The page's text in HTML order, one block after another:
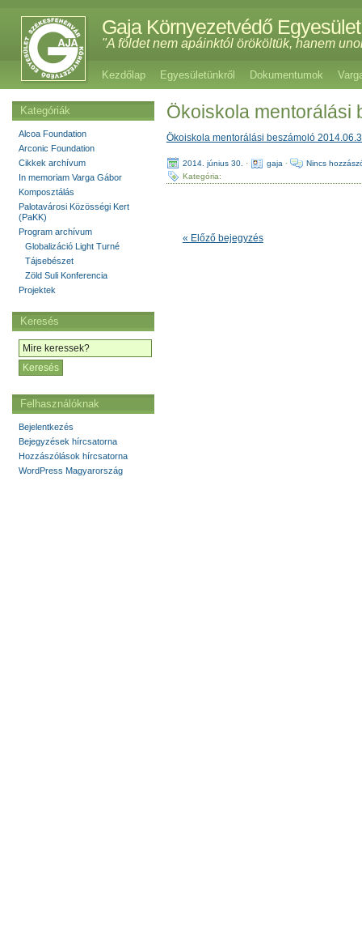
Gaja Környezetvédő Egyesület
"A földet nem apáinktól örököltük, hanem
Kezdőlap Egyesületünkről Dokumentumok
Ökoiskola mentorálási
Ökoiskola mentorálási beszámoló
2014. június 30. · gaja ·
Nincs
Kategória:
« Előző bejegyzés
Kategóriák
Alcoa Foundation
Arconic Foundation
Cikkek archívum
In memoriam Varga Gábor
Komposztálás
Palotavárosi Közösségi Kert
(PaKK)
Program archívum
Globalizáció Light Turné
Tájsebészet
Zöld Suli Konferencia
Projektek
Keresés
Felhasználóknak
Bejelentkezés
Bejegyzések hírcsatorna
Hozzászólások hírcsatorna
WordPress Magyarország